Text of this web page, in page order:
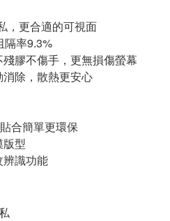
，更合適的可視面
隔率9.3%
膠不傷手，更無損傷螢幕
除，散熱更安心
合簡單更環保
版型
辨識功能